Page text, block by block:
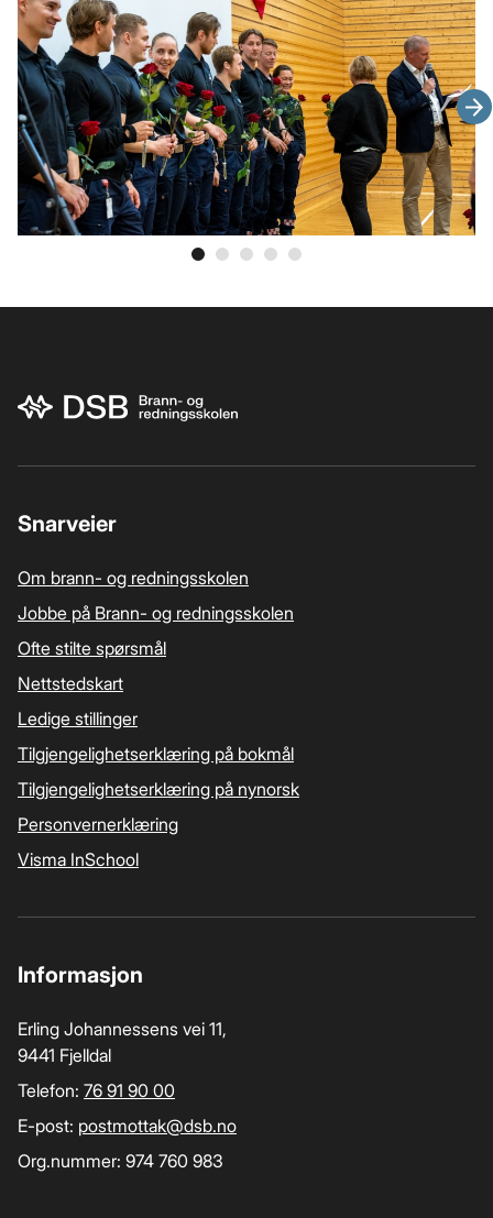
Bunnområde
Snarveier
Om brann- og redningsskolen
Jobbe på Brann- og redningsskolen
Ofte stilte spørsmål
Nettstedskart
Ledige stillinger
Tilgjengelighetserklæring på bokmål
Tilgjengelighetserklæring på nynorsk
Personvernerklæring
Visma InSchool
Informasjon
Erling Johannessens vei 11,
9441 Fjelldal
Telefon: 76 91 90 00
E-post: postmottak­@dsb.no
Org.nummer: 974 760 983